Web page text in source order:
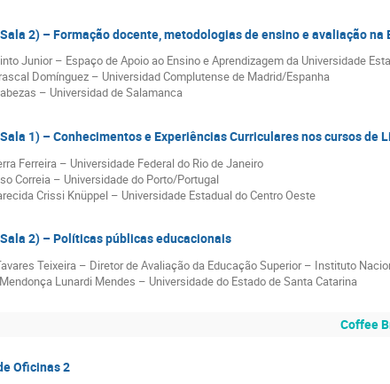
2) – Formação docente, metodologias de ensino e avaliação na
Junior – Espaço de Apoio ao Ensino e Aprendizagem da Universidade
Domínguez – Universidad Complutense de Madrid/Espanha
– Universidad de Salamanca
1) – Conhecimentos e Experiências Curriculares nos cursos de
Ferreira – Universidade Federal do Rio de Janeiro
Correia – Universidade do Porto/Portugal
Crissi Knüppel – Universidade Estadual do Centro Oeste
2) – Políticas públicas educacionais
Teixeira – Diretor de Avaliação da Educação Superior – Instituto
Lunardi Mendes – Universidade do Estado de Santa Catarina
Coffee
Oficinas 2